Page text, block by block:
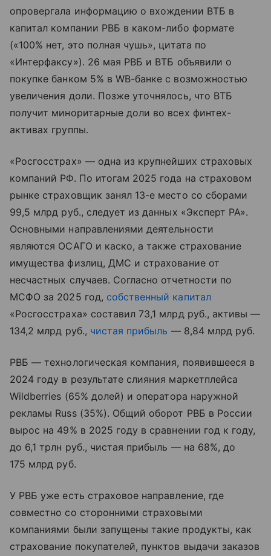
опровергала информацию о вхождении ВТБ в
капитал компании РВБ в каком-либо формате
(«100% нет, это полная чушь», цитата по
«Интерфаксу»). 26 мая РВБ и ВТБ объявили о
покупке банком 5% в WB-банке с возможностью
увеличения доли. Позже уточнялось, что ВТБ
получит миноритарные доли во всех финтех-
активах группы.
«Росгосстрах» — одна из крупнейших страховых
компаний РФ. По итогам 2025 года на страховом
рынке страховщик занял 13-е место со сборами
99,5 млрд руб., следует из данных «Эксперт РА».
Основными направлениями деятельности
являются ОСАГО и каско, а также страхование
имущества физлиц, ДМС и страхование от
несчастных случаев. Согласно отчетности по
МСФО за 2025 год, собственный капитал
«Росгосстраха» составил 73,1 млрд руб., активы —
134,2 млрд руб., чистая прибыль — 8,84 млрд руб.
РВБ — технологическая компания, появившееся в
2024 году в результате слияния маркетплейса
Wildberries (65% долей) и оператора наружной
рекламы Russ (35%). Общий оборот РВБ в России
вырос на 49% в 2025 году в сравнении год к году,
до 6,1 трлн руб., чистая прибыль — на 68%, до
175 млрд руб.
У РВБ уже есть страховое направление, где
совместно со сторонними страховыми
компаниями были запущены такие продукты, как
страхование покупателей, пунктов выдачи заказов